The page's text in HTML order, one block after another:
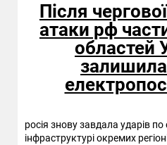
Після
атаки рф
областей
росія знову завдала ударів по
інфраструктурі окремих